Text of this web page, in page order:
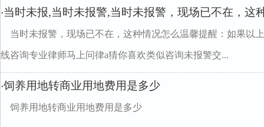
·当时未报,当时未报警,当时未报警，现场已不在，这
当时未报警，现场已不在，这种情况怎么温馨提醒：如果以
线咨询专业律师马上问律a猜你喜欢类似咨询未报警交...
·饲养用地转商业用地费用是多少
饲养用地转商业用地费用是多少